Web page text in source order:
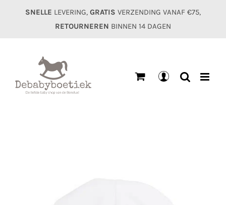
SNELLE LEVERING, GRATIS VERZENDING VANAF €75,
RETOURNEREN BINNEN 14 DAGEN